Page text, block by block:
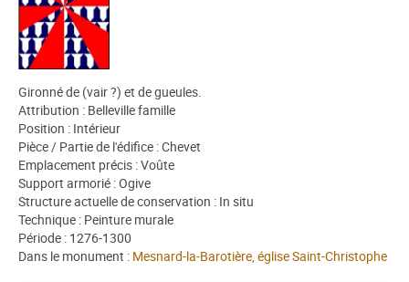
Gironné de (vair ?) et de gueules.
Attribution : Belleville famille
Position : Intérieur
Pièce / Partie de l'édifice : Chevet
Emplacement précis : Voûte
Support armorié : Ogive
Structure actuelle de conservation : In situ
Technique : Peinture murale
Période : 1276-1300
Dans le monument : Mesnard-la-Barotière, église Saint-Christophe